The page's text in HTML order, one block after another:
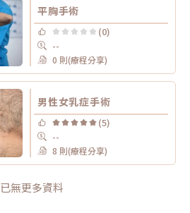
平胸手術
(0)
--
0 則(療程分享)
男性女乳症手術
(5)
--
8 則(療程分享)
已無更多資料